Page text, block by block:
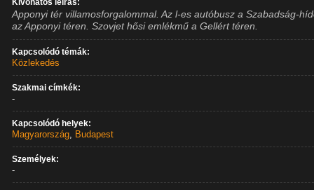
Kivonatos leírás:
Apponyi tér villamosforgalommal. Az l-es autóbusz a Szabadság-
az Apponyi téren. Szovjet hősi emlékmű a Gellért téren.
Kapcsolódó témák:
Közlekedés
Szakmai címkék:
-
Kapcsolódó helyek:
Magyarország, Budapest
Személyek:
-